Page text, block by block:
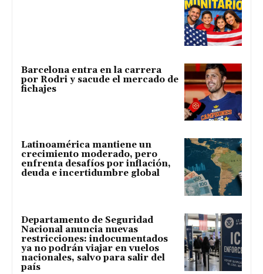
Barcelona entra en la carrera
por Rodri y sacude el mercado de
fichajes
Latinoamérica mantiene un
crecimiento moderado, pero
enfrenta desafíos por inflación,
deuda e incertidumbre global
Departamento de Seguridad
Nacional anuncia nuevas
restricciones: indocumentados
ya no podrán viajar en vuelos
nacionales, salvo para salir del
país